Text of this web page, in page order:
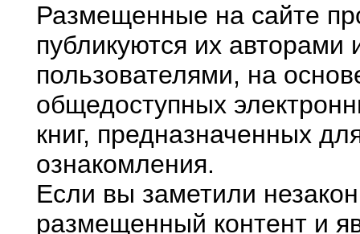
Размещенные на сайте
публикуются их авторами
пользователями, на
общедоступных
книг, предназначенных
ознакомления.
Если вы заметили
размещенный контент и